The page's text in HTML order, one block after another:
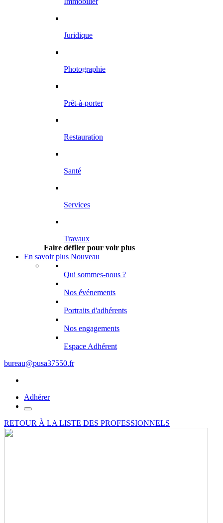
Juridique
Photographie
Prêt-à-porter
Restauration
Santé
Services
Travaux
Faire défiler pour voir plus
En savoir plus Nouveau
Qui sommes-nous ?
Nos événements
Portraits d'adhérents
Nos engagements
Espace Adhérent
bureau@pusa37550.fr
Adhérer
RETOUR À LA LISTE DES PROFESSIONNELS